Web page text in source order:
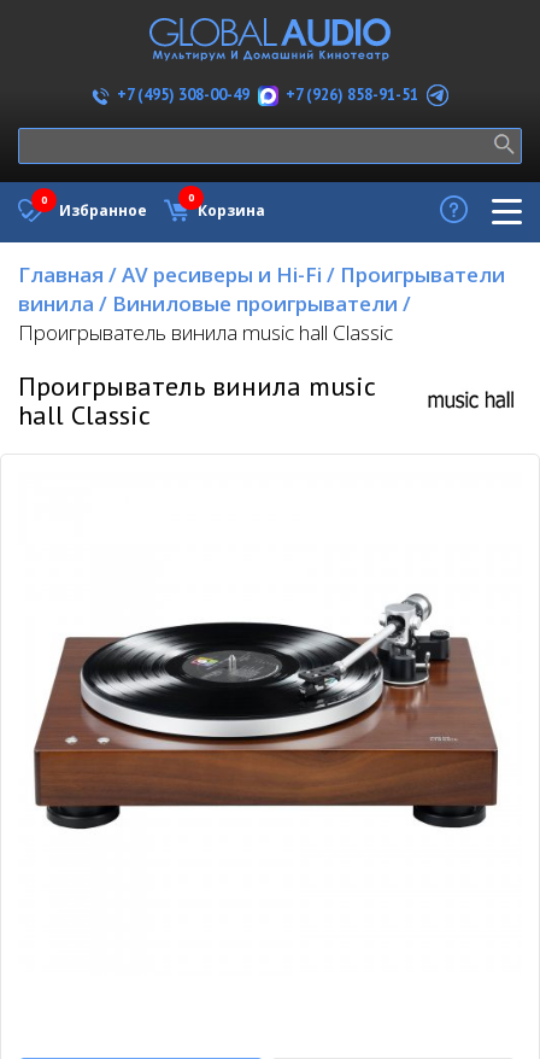
+7 (495) 308-00-49 +7 (926) 858-91-51
Избранное
0
Корзина
0
Главная /AV ресиверы и Hi-Fi / Проигрыватели
винила / Виниловые проигрыватели /
Проигрыватель винила music hall Classic
Проигрыватель винила music
hall Classic